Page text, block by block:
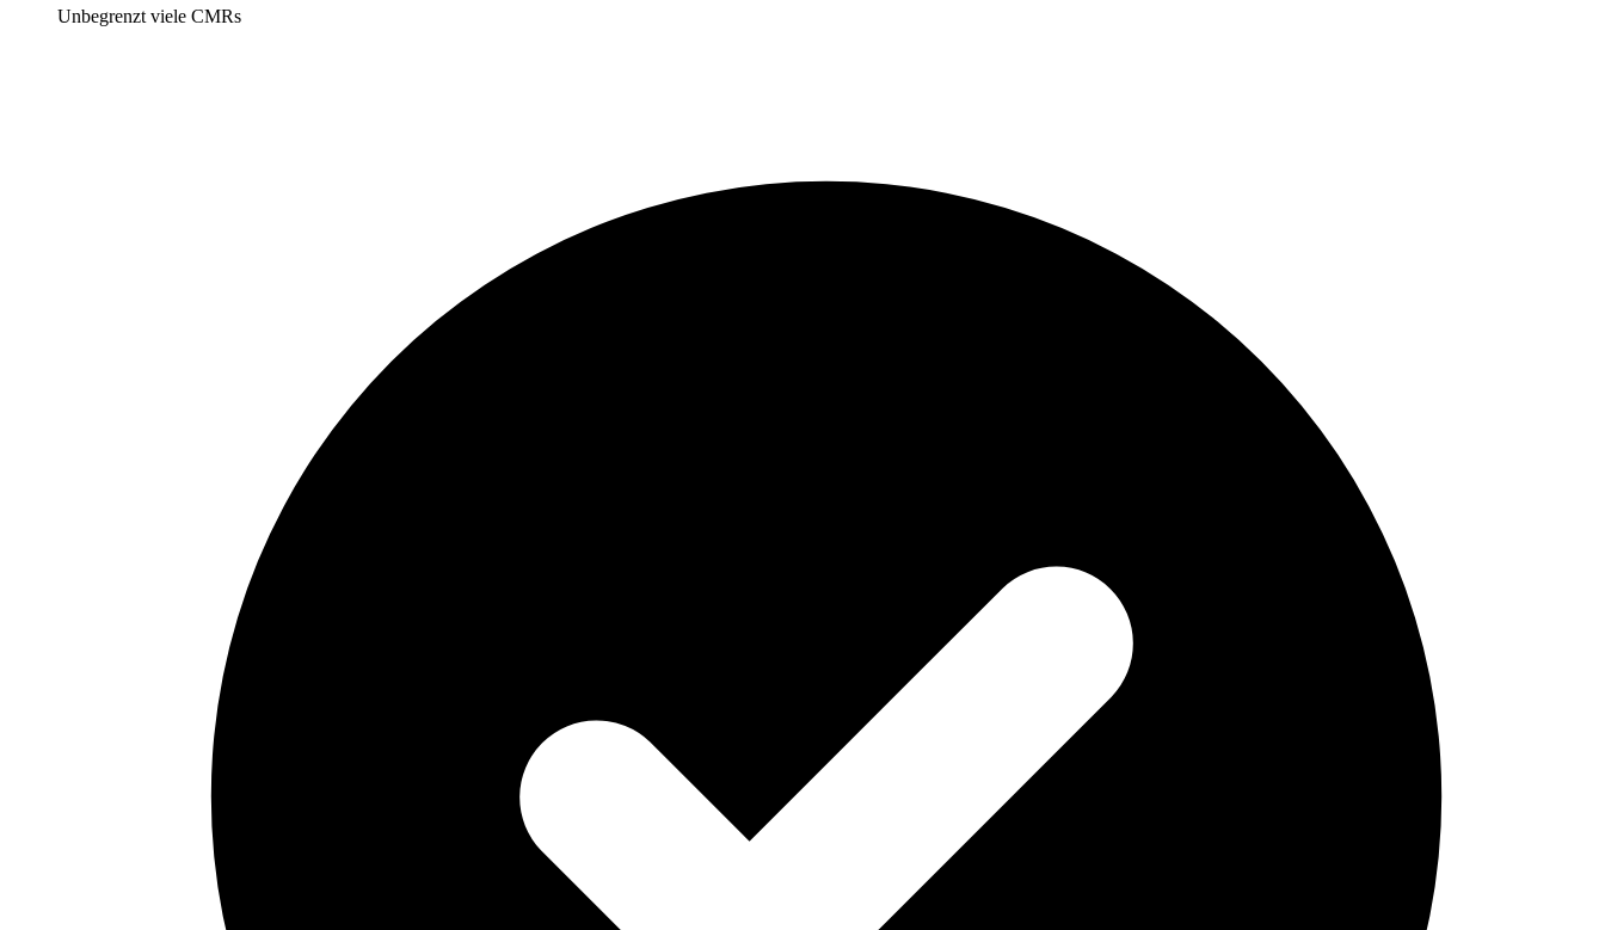
Unbegrenzt viele CMRs